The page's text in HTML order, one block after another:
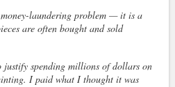
laundering problem — it is a
are often bought and sold
justify spending millions of dollars on
I paid what I thought it was